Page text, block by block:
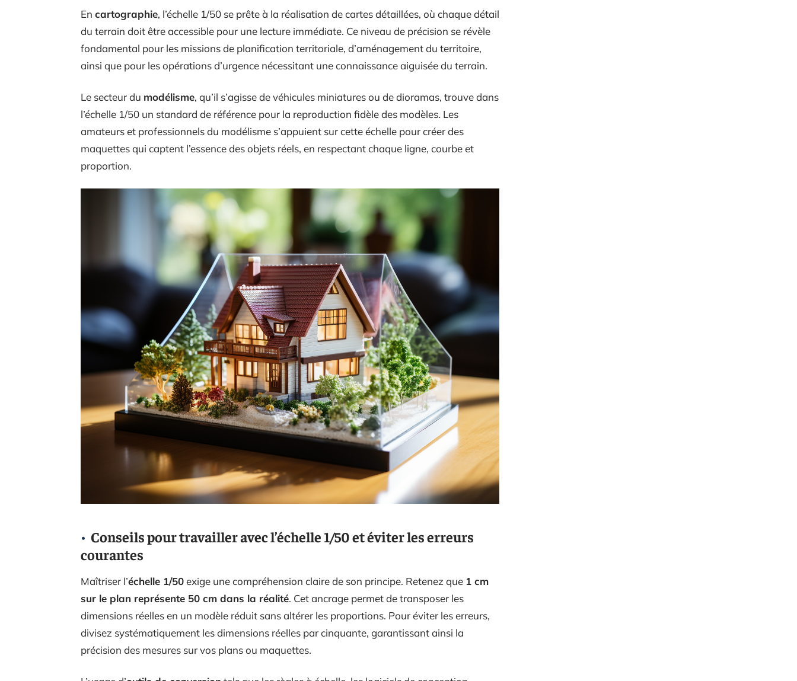
En cartographie, l’échelle 1/50 se prête à la réalisation de cartes détaillées, où chaque détail
du terrain doit être accessible pour une lecture immédiate. Ce niveau de précision se révèle
fondamental pour les missions de planification territoriale, d’aménagement du territoire,
ainsi que pour les opérations d’urgence nécessitant une connaissance aiguisée du terrain.
Le secteur du modélisme, qu’il s’agisse de véhicules miniatures ou de dioramas, trouve dans
l’échelle 1/50 un standard de référence pour la reproduction fidèle des modèles. Les
amateurs et professionnels du modélisme s’appuient sur cette échelle pour créer des
maquettes qui captent l’essence des objets réels, en respectant chaque ligne, courbe et
proportion.
Conseils pour travailler avec l’échelle 1/50 et éviter les erreurs
courantes
Maîtriser l’échelle 1/50exige une compréhension claire de son principe. Retenez que 1 cm
sur le plan représente 50 cm dans la réalité. Cet ancrage permet de transposer les
dimensions réelles en un modèle réduit sans altérer les proportions. Pour éviter les erreurs,
divisez systématiquement les dimensions réelles par cinquante, garantissant ainsi la
précision des mesures sur vos plans ou maquettes.